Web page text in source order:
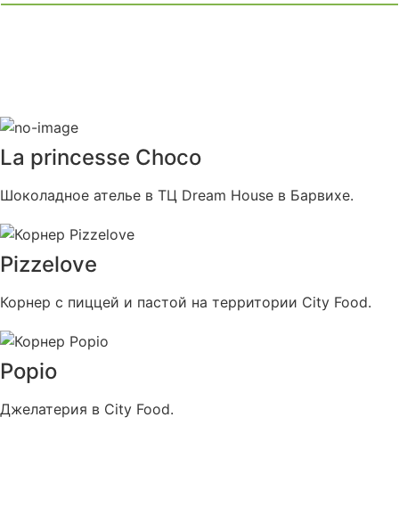
La princesse Choco
Шоколадное ателье в ТЦ Dream House в Барвихе.
Pizzelove
Корнер с пиццей и пастой на территории City Food.
Popio
Джелатерия в City Food.